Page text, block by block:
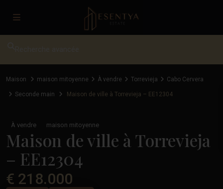
Maison maison mitoyenne À vendre Torrevieja Cabo Cervera
Seconde main Maison de ville à Torrevieja – EE12304
À vendre maison mitoyenne
Maison de ville à Torrevieja
– EE12304
€ 218.000